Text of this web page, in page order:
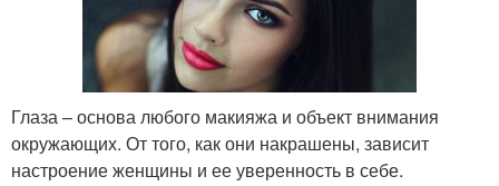
Глаза – основа любого макияжа и объект внимания
окружающих. От того, как они накрашены, зависит
настроение женщины и ее уверенность в себе.